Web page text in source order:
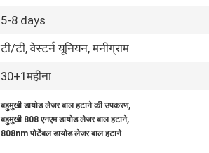
5-8 days
टी/टी, वेस्टर्न यूनियन, मनीग्राम
30+1महीना
बहुमुखी डायोड लेजर बाल हटाने की उपकरण,
बहुमुखी 808 एनएम डायोड लेजर बाल हटाने,
808nm पोर्टेबल डायोड लेजर बाल हटाने